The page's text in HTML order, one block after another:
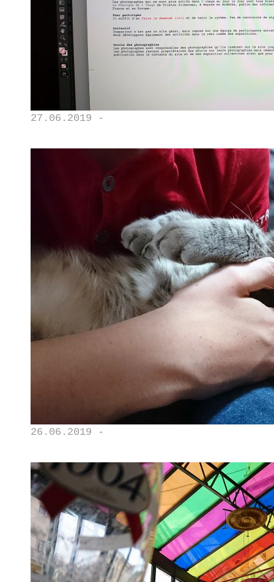
27.06.2019 -
26.06.2019 -